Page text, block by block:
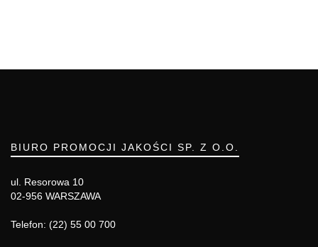
BIURO PROMOCJI JAKOŚCI SP. Z O.O.
ul. Resorowa 10
02-956 WARSZAWA
Telefon: (22) 55 00 700